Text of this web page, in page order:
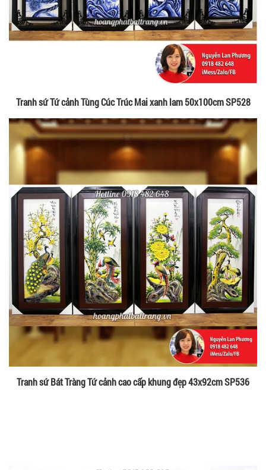
Tranh sứ Tứ cảnh Tùng Cúc Trúc Mai xanh lam 50x100cm SP528
Tranh sứ Bát Tràng Tứ cảnh cao cấp khung đẹp 43x92cm SP536